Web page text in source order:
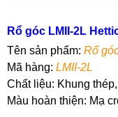
Rổ góc LMII-2L
Tên sản phẩm: Rổ
Mã hàng: LMII-2L
Chất liệu: Khung
Màu hoàn thiện: Mạ